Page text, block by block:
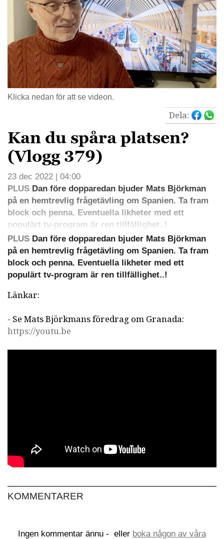
Klicka nedan för att se videon.
Dela:
Kan du spåra platsen?
(Vlogg 379)
23 dec 2022 | 04:00
PLUS Dan före dopparedan bjuder Mats Björkman
på en hemtrevlig frågetävling om Spanien. Ta fram
block och penna. Eventuella likheter med ett
populärt tv-program är ren tillfällighet..!
PLUS Dan före dopparedan bjuder Mats Björkman
på en hemtrevlig frågetävling om Spanien. Ta fram
block och penna. Eventuella likheter med ett
populärt tv-program är ren tillfällighet..!
Länkar:
- Se Mats Björkmans föredrag om Granada:
https://youtu.be
KOMMENTARER
Ingen kommentar ännu - eller boka någon av våra